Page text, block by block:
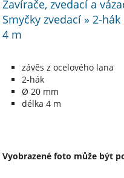
Zavírače, zvedací a
Smyčky zvedací » 2-
4 m
závěs z ocelového lana
2-hák
Ø 20 mm
délka 4 m
Vyobrazené foto může být